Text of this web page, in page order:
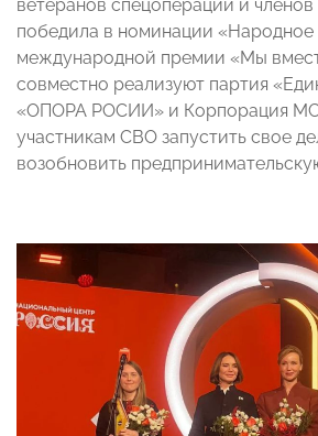
ветеранов спецоперации и
победила в номинации «Народное
международной премии «Мы
совместно реализуют партия
«ОПОРА РОСИИ» и Корпорация
участникам СВО запустить свое
возобновить